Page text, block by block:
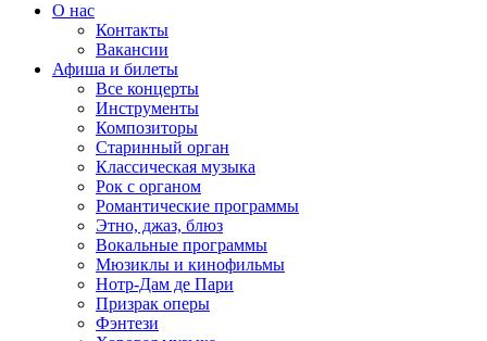
О нас
Контакты
Вакансии
Афиша и билеты
Все концерты
Инструменты
Композиторы
Старинный орган
Классическая музыка
Рок с органом
Романтические программы
Этно, джаз, блюз
Вокальные программы
Мюзиклы и кинофильмы
Нотр-Дам де Пари
Призрак оперы
Фэнтези